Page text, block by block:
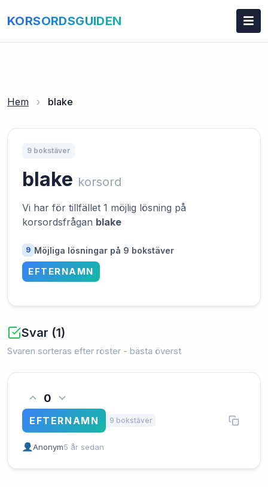
KORSORDSGUIDEN
Hem › blake
9 bokstäver
blake korsord
Vi har för tillfället 1 möjlig lösning på
korsordsfrågan blake
9 Möjliga lösningar på 9 bokstäver
EFTERNAMN
Svar (1)
Svaren sorteras efter röster - bästa överst
0
EFTERNAMN 9 bokstäver
Anonym5 år sedan